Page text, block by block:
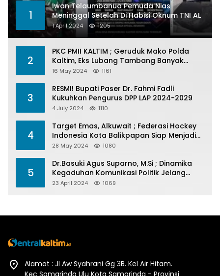
1
Iwan Telaumbanua Pemuda Nias
Meninggal Setelah Di Habisi Oknum TNI AL
1 April 2024 1205
2
PKC PMII KALTIM ; Geruduk Mako Polda
Kaltim, Eks Lubang Tambang Banyak
Menelan Korban
16 May 2024 1161
3
RESMI! Bupati Paser Dr. Fahmi Fadli
Kukuhkan Pengurus DPP LAP 2024-2029
4 July 2024 1110
4
Target Emas, Alkuwait ; Federasi Hockey
Indonesia Kota Balikpapan Siap Menjadi
Barometer Prestasi Di Kaltim
28 May 2024 1080
5
Dr.Basuki Agus Suparno, M.Si ; Dinamika
Kegaduhan Komunikasi Politik Jelang
Pesta Politik 2024
23 April 2024 1069
Alamat : Jl Aw Syahrani Gg 3B. Kel Air Hitam.
Kec Samarinda Ulu Kota Samarinda - Provinsi